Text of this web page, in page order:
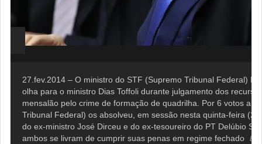
27.fev.2014 – O ministro do STF (Supremo Tribunal Federal)
olha para o ministro Dias Toffoli durante julgamento dos
mensalão pelo crime de formação de quadrilha. Por 6 votos a
Tribunal Federal) os absolveu, em sessão nesta quinta-feira
do ex-ministro José Dirceu e do ex-tesoureiro do PT Delúbio
ambos se livram de cumprir suas penas em regime fechado